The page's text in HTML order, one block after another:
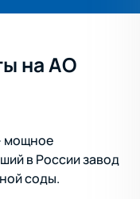
на АО
мощное
в России завод
соды.